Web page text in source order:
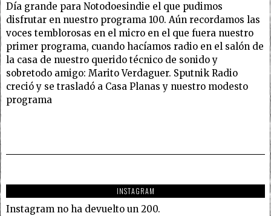
Día grande para Notodoesindie el que pudimos
disfrutar en nuestro programa 100. Aún recordamos las
voces temblorosas en el micro en el que fuera nuestro
primer programa, cuando hacíamos radio en el salón de
la casa de nuestro querido técnico de sonido y
sobretodo amigo: Marito Verdaguer. Sputnik Radio
creció y se trasladó a Casa Planas y nuestro modesto
programa
INSTAGRAM
Instagram no ha devuelto un 200.